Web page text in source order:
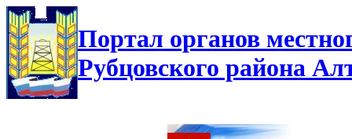
Портал органов
Рубцовского района